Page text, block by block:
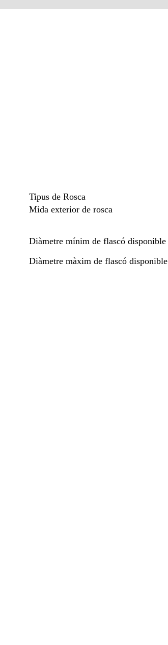
Tipus de Rosca
Mida exterior de rosca
Diàmetre mínim de flascó disponible
Diàmetre màxim de flascó disponible